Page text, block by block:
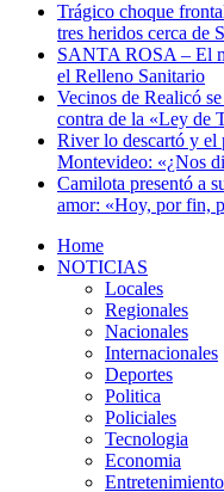
Trágico choque
tres heridos cerca de
SANTA ROSA – El
el Relleno Sanitario
Vecinos de Realicó
contra de la «Ley de
River lo descartó y el
Montevideo: «¿Nos
Camilota presentó a
amor: «Hoy, por fin,
Home
NOTICIAS
Locales
Regionales
Nacionales
Internacionales
Deportes
Politica
Policiales
Tecnologia
Economia
Entretenimiento